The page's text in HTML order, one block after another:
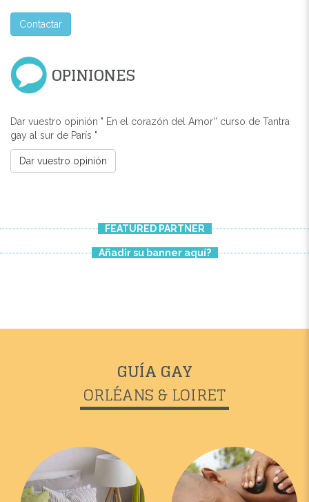
Contactar
OPINIONES
Dar vuestro opinión " En el corazón del Amor'' curso de Tantra
gay al sur de París "
Dar vuestro opinión
FEATURED PARTNER
Añadir su banner aquí?
GUÍA GAY
ORLÉANS & LOIRET